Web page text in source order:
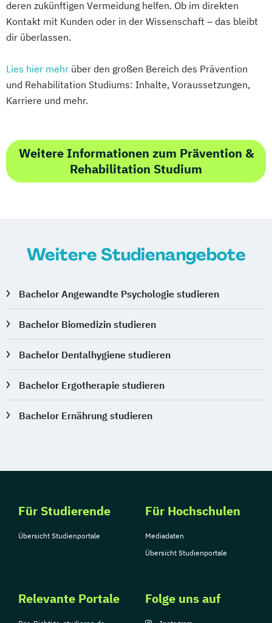
deren zukünftigen Vermeidung helfen. Ob im direkten
Kontakt mit Kunden oder in der Wissenschaft – das bleibt
dir überlassen.
Lies hier mehr über den großen Bereich des Prävention
und Rehabilitation Studiums: Inhalte, Voraussetzungen,
Karriere und mehr.
Weitere Informationen zum Prävention &
Rehabilitation Studium
Weitere Studienangebote
Bachelor Angewandte Psychologie studieren
Bachelor Biomedizin studieren
Bachelor Dentalhygiene studieren
Bachelor Ergotherapie studieren
Bachelor Ernährung studieren
Für Studierende
Übersicht Studienportale
Für Hochschulen
Mediadaten
Übersicht Studienportale
Relevante Portale Folge uns auf